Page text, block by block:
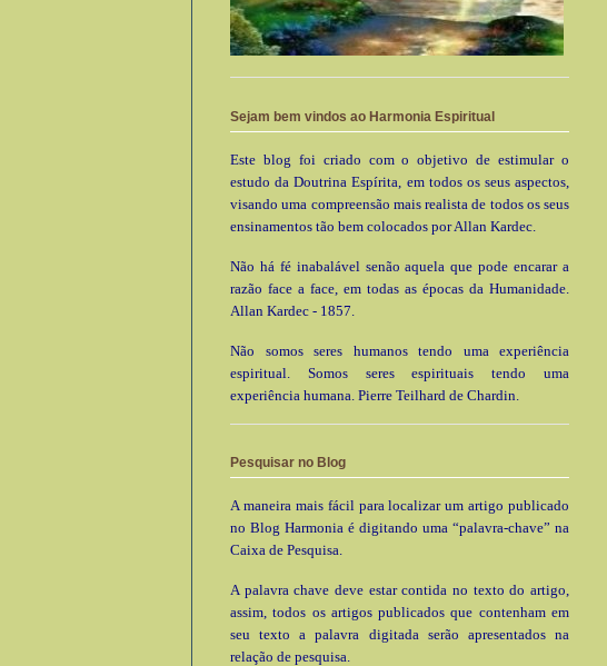
Sejam bem vindos ao Harmonia Espiritual
Este blog foi criado com o objetivo de estimular o
estudo da Doutrina Espírita, em todos os seus aspectos,
visando uma compreensão mais realista de todos os seus
ensinamentos tão bem colocados por Allan Kardec.
Não há fé inabalável senão aquela que pode encarar a
razão face a face, em todas as épocas da Humanidade.
Allan Kardec - 1857.
Não somos seres humanos tendo uma experiência
espiritual. Somos seres espirituais tendo uma
experiência humana. Pierre Teilhard de Chardin.
Pesquisar no Blog
A maneira mais fácil para localizar um artigo publicado
no Blog Harmonia é digitando uma “palavra-chave” na
Caixa de Pesquisa.
A palavra chave deve estar contida no texto do artigo,
assim, todos os artigos publicados que contenham em
seu texto a palavra digitada serão apresentados na
relação de pesquisa.